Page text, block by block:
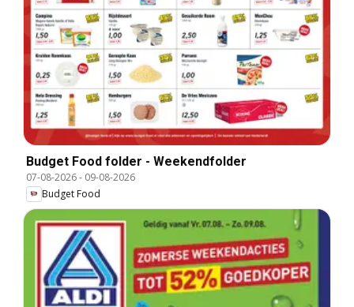
Budget Food folder - Weekendfolder
07-08-2026- 09-08-2026
Budget Food